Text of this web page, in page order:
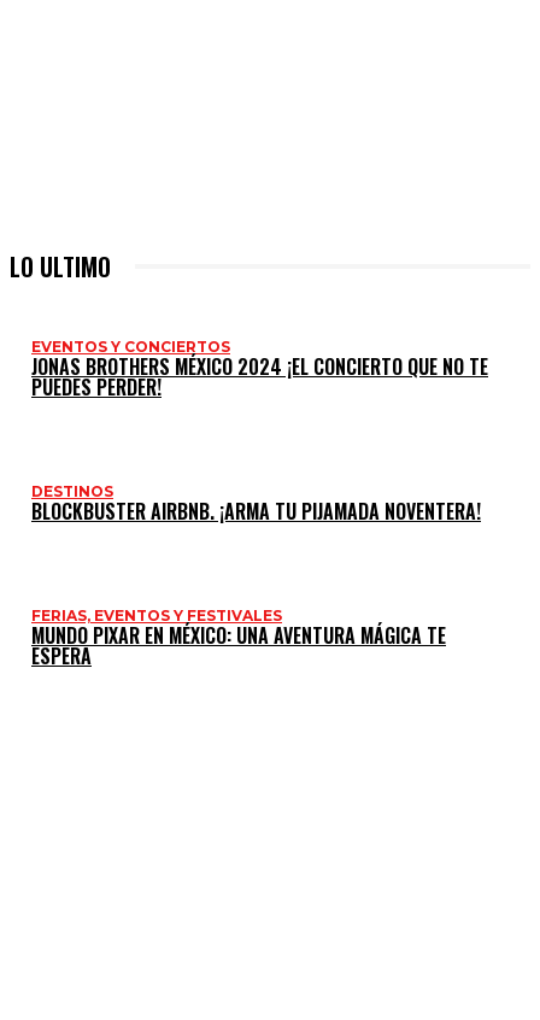
LO ULTIMO
EVENTOS Y CONCIERTOS
JONAS BROTHERS MÉXICO 2024 ¡EL CONCIERTO QUE NO TE
PUEDES PERDER!
DESTINOS
BLOCKBUSTER AIRBNB. ¡ARMA TU PIJAMADA NOVENTERA!
FERIAS, EVENTOS Y FESTIVALES
MUNDO PIXAR EN MÉXICO: UNA AVENTURA MÁGICA TE
ESPERA